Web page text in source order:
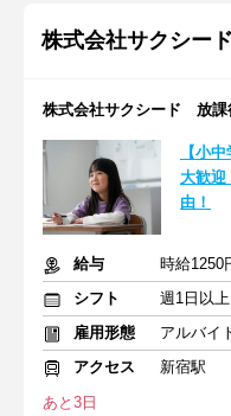
株式会社サクシード
株式会社サクシード 放課
【小
大歓迎
由！
給与
時給1250
シフト
雇用形態
アルバイ
アクセス
新宿駅
あと3日